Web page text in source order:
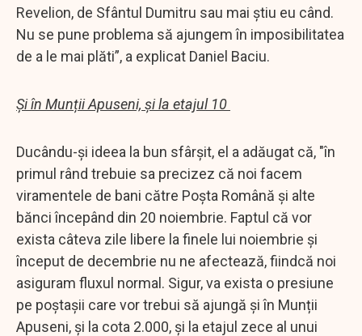
Revelion, de Sfântul Dumitru sau mai știu eu când.
Nu se pune problema să ajungem în imposibilitatea
de a le mai plăti”, a explicat Daniel Baciu.
Și în Munții Apuseni, și la etajul 10
Ducându-și ideea la bun sfârșit, el a adăugat că, "în
primul rând trebuie sa precizez că noi facem
viramentele de bani către Poșta Română și alte
bănci începând din 20 noiembrie. Faptul că vor
exista câteva zile libere la finele lui noiembrie și
început de decembrie nu ne afectează, fiindcă noi
asiguram fluxul normal. Sigur, va exista o presiune
pe poștașii care vor trebui să ajungă și în Munții
Apuseni, și la cota 2.000, și la etajul zece al unui